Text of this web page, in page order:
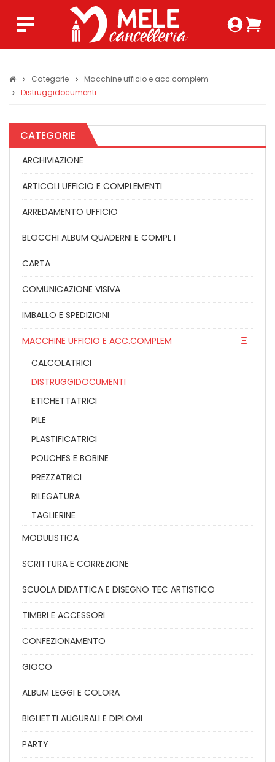
Login
Categorie
Macchine ufficio e acc.complem
Distruggidocumenti
CATEGORIE
ARCHIVIAZIONE
ARTICOLI UFFICIO E COMPLEMENTI
ARREDAMENTO UFFICIO
BLOCCHI ALBUM QUADERNI E COMPL I
CARTA
COMUNICAZIONE VISIVA
IMBALLO E SPEDIZIONI
MACCHINE UFFICIO E ACC.COMPLEM
CALCOLATRICI
DISTRUGGIDOCUMENTI
ETICHETTATRICI
PILE
PLASTIFICATRICI
POUCHES E BOBINE
PREZZATRICI
RILEGATURA
TAGLIERINE
MODULISTICA
SCRITTURA E CORREZIONE
SCUOLA DIDATTICA E DISEGNO TEC ARTISTICO
TIMBRI E ACCESSORI
CONFEZIONAMENTO
GIOCO
ALBUM LEGGI E COLORA
BIGLIETTI AUGURALI E DIPLOMI
PARTY